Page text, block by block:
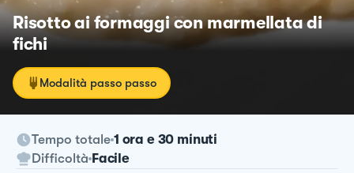
Risotto ai formaggi con marmellata di
fichi
Modalità passo passo
Tempo totale 1 ora e 30 minuti
Difficoltà Facile